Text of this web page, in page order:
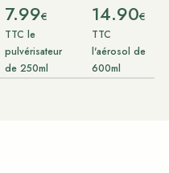
7.99€
TTC le
pulvérisateur
de 250ml
14.90€
TTC
l'aérosol de
600ml